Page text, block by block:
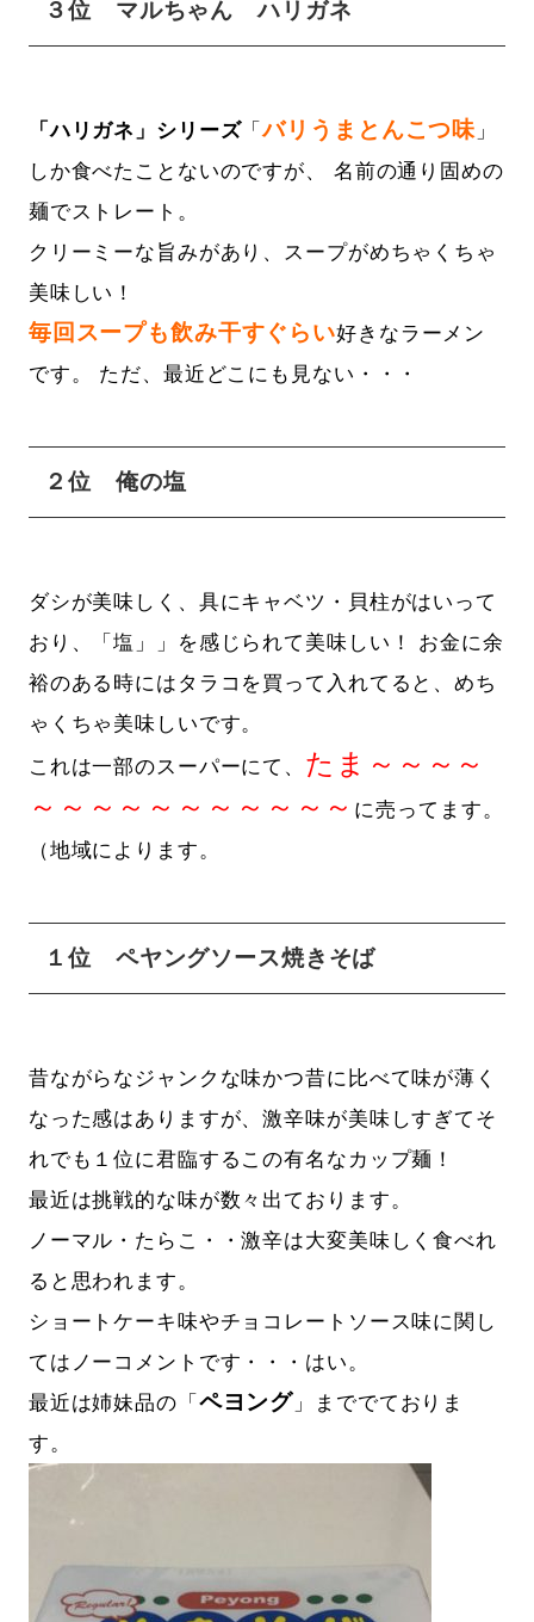
３位 マルちゃん ハリガネ
「ハリガネ」シリーズ「バリうまとんこつ味 」
しか食べたことないのですが、 名前の通り固めの
麺でストレート。
クリーミーな旨みがあり、スープがめちゃくちゃ
美味しい！
毎回スープも飲み干すぐらい好きなラーメン
です。 ただ、最近どこにも見ない・・・
２位 俺の塩
ダシが美味しく、具にキャベツ・貝柱がはいって
おり、「塩」」を感じられて美味しい！ お金に余
裕のある時にはタラコを買って入れてると、めち
ゃくちゃ美味しいです。
これは一部のスーパーにて、 たま～～～～
～～～～～～～～～～～ に売ってます。
（地域によります。
１位 ペヤングソース焼きそば
昔ながらなジャンクな味かつ昔に比べて味が薄く
なった感はありますが、激辛味が美味しすぎてそ
れでも１位に君臨するこの有名なカップ麺！
最近は挑戦的な味が数々出ております。
ノーマル・たらこ・・激辛は大変美味しく食べれ
ると思われます。
ショートケーキ味やチョコレートソース味に関し
てはノーコメントです・・・はい。
最近は姉妹品の「ペヨング 」まででておりま
す。